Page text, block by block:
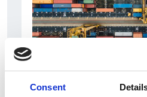
Consent6 Agosto 2026